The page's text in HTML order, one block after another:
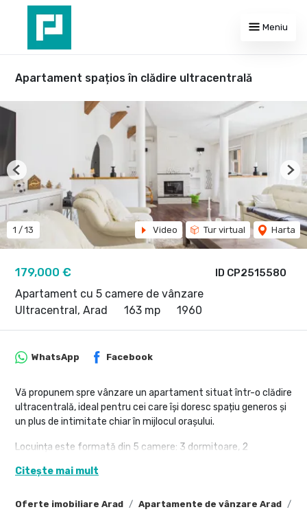
Meniu
Apartament spațios în clădire ultracentrală
ID CP2515580
179,000 €
Apartament cu 5 camere de vânzare
Ultracentral, Arad
163 mp 1960
1 / 13 Video Tur virtual Harta
Previous
Oferte imobiliare Arad Apartamente de vânzare Arad
WhatsApp Facebook
Vă propunem spre vânzare un apartament situat într-o clădire
ultracentrală, ideal pentru cei care își doresc spațiu generos și
un plus de intimitate chiar în mijlocul orașului.
Locuința este formată din 5 camere: 3 dormitoare, 2
avantaj rar în această zonă. În plus, la demisol se află o unitate
apartament independent aceasta necesita investiții de
Citește mai mult